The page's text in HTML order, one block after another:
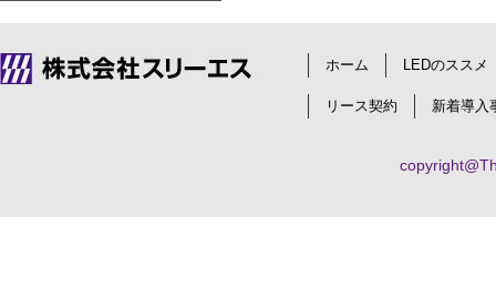
ホーム LEDのススメ
リース契約 新着導入